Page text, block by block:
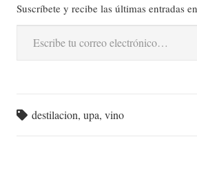
Suscríbete y recibe las últimas entradas
Escribe tu correo electrónico…
destilacion,upa,vino